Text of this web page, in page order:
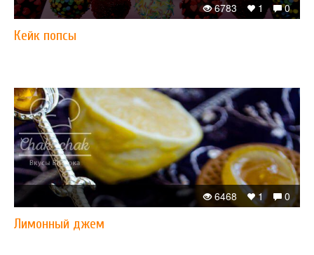
0
1
6783
Кейк попсы
0
1
6468
Лимонный джем